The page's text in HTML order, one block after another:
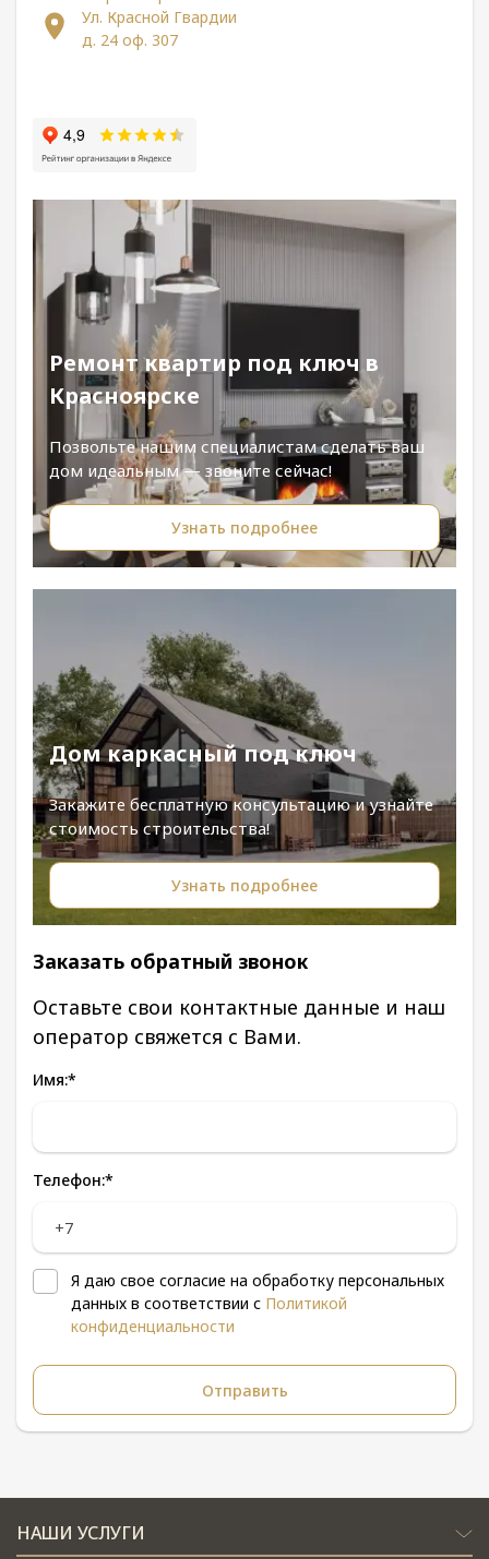
Ул. Красной Гвардии
д. 24 оф. 307
Ремонт квартир под ключ в
Красноярске
Позвольте нашим специалистам сделать ваш
дом идеальным — звоните сейчас!
Узнать подробнее
Дом каркасный под ключ
Закажите бесплатную консультацию и узнайте
стоимость строительства!
Узнать подробнее
Заказать обратный звонок
Оставьте свои контактные данные и наш
оператор свяжется с Вами.
Имя:*
Телефон:*
Я даю свое согласие на обработку персональных
данных в соответствии с Политикой
конфиденциальности
НАШИ УСЛУГИ